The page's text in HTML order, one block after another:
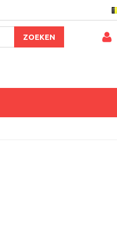
ZOEKEN